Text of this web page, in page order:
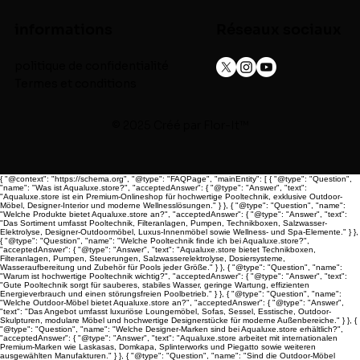
{ "@context": "https://schema.org", "@type": "FAQPage", "mainEntity": [ { "@type": "Question",
"name": "Was ist Aqualuxe.store?", "acceptedAnswer": { "@type": "Answer", "text":
"Aqualuxe.store ist ein Premium-Onlineshop für hochwertige Pooltechnik, exklusive Outdoor-
Möbel, Designer-Interior und moderne Wellnesslösungen." } }, { "@type": "Question", "name":
"Welche Produkte bietet Aqualuxe.store an?", "acceptedAnswer": { "@type": "Answer", "text":
"Das Sortiment umfasst Pooltechnik, Filteranlagen, Pumpen, Technikboxen, Salzwasser-
Elektrolyse, Designer-Outdoormöbel, Luxus-Innenmöbel sowie Wellness- und Spa-Elemente." } },
{ "@type": "Question", "name": "Welche Pooltechnik finde ich bei Aqualuxe.store?",
"acceptedAnswer": { "@type": "Answer", "text": "Aqualuxe.store bietet Technikboxen,
Filteranlagen, Pumpen, Steuerungen, Salzwasserelektrolyse, Dosiersysteme,
Wasseraufbereitung und Zubehör für Pools jeder Größe." } }, { "@type": "Question", "name":
"Warum ist hochwertige Pooltechnik wichtig?", "acceptedAnswer": { "@type": "Answer", "text":
"Gute Pooltechnik sorgt für sauberes, stabiles Wasser, geringe Wartung, effizienten
Energieverbrauch und einen störungsfreien Poolbetrieb." } }, { "@type": "Question", "name":
"Welche Outdoor-Möbel bietet Aqualuxe.store an?", "acceptedAnswer": { "@type": "Answer",
"text": "Das Angebot umfasst luxuriöse Loungemöbel, Sofas, Sessel, Esstische, Outdoor-
Skulpturen, modulare Möbel und hochwertige Designerstücke für moderne Außenbereiche." } }, {
"@type": "Question", "name": "Welche Designer-Marken sind bei Aqualuxe.store erhältlich?",
"acceptedAnswer": { "@type": "Answer", "text": "Aqualuxe.store arbeitet mit internationalen
Premium-Marken wie Laskasas, Domkapa, Splinterworks und Piegatto sowie weiteren
ausgewählten Manufakturen." } }, { "@type": "Question", "name": "Sind die Outdoor-Möbel